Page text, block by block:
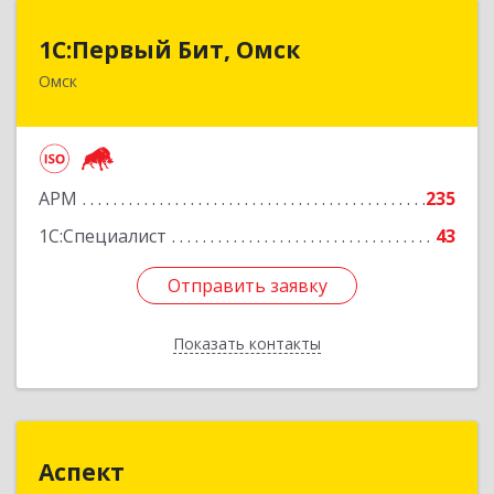
1С:Первый Бит, Омск
Омск
АРМ
235
1С:Специалист
43
Отправить заявку
Показать контакты
644099, Омская обл, Омск г, Гагарина ул, дом №
Отправить заявку
Назад
Аспект